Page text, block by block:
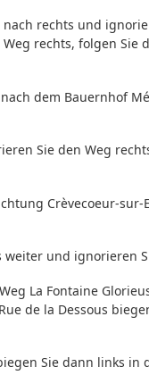
rechts und
rechts, folgen Sie
dem Bauernhof
Sie den Weg
Crèvecoeur-
und ignorieren
La Fontaine
de la Dessous
Sie dann links in